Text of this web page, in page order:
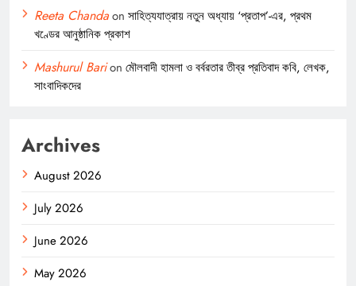
Reeta Chandaon সাহিত্যযাত্রায় নতুন অধ্যায় ‘প্রতাপ’-এর, প্রথম
খণ্ডের আনুষ্ঠানিক প্রকাশ
Mashurul Barion মৌলবাদী হামলা ও বর্বরতার তীব্র প্রতিবাদ কবি, লেখক,
সাংবাদিকদের
Archives
August 2026
July 2026
June 2026
May 2026